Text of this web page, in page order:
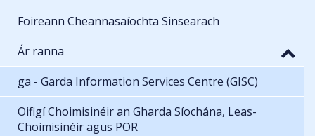
Foireann Cheannasaíochta Sinsearach
Ár ranna
ga - Garda Information Services Centre (GISC)
Oifigí Choimisinéir an Gharda Síochána, Leas-
Choimisinéir agus POR